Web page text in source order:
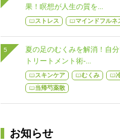
果！瞑想が人生の質を...
ストレス マインドフルネ
夏の足のむくみを解消！自
トリートメント術-...
スキンケア むくみ
当帰芍薬散
お知らせ